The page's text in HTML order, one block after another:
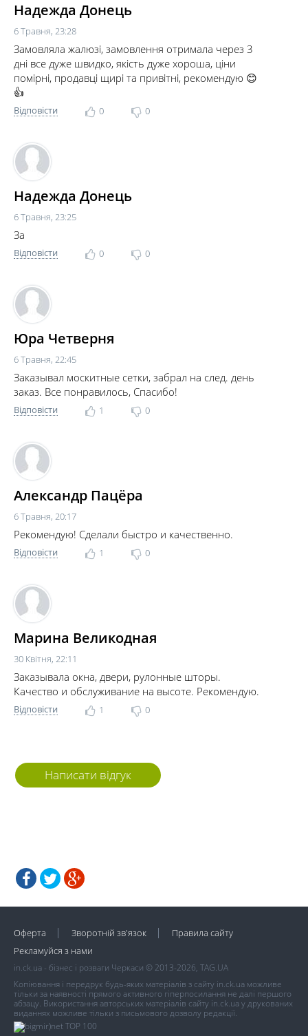
Надежда Донець
6 Травня, 23:28
Замовляла жалюзі, замовлення отримала через 3
дні все дуже швидко, якість дуже хороша, ціни
помірні, продавці щирі та привітні, рекомендую 😊
👍
Відповісти 0 0
Надежда Донець
6 Травня, 23:25
За
Відповісти 0 0
Юра Четверня
6 Травня, 22:45
Заказывал москитные сетки, забрал на след. день
заказ. Все понравилось, Спасибо!
Відповісти 1 0
Александр Пацёра
6 Травня, 20:17
Рекомендую! Сделали быстро и качественно.
Відповісти 1 0
Марина Великодная
30 Квітня, 22:11
Заказывала окна, двери, рулонные шторы.
Качество и обслуживание на высоте. Рекомендую.
Відповісти 1 0
Написати відгук
Оферта Зворотній зв'язок
Правила сайту
Рекламуйся з нами
in.ck.ua - бізнес і розваги Черкаси © 2013-2026, TAG.UA
Копіювання і передрук будь-яких матеріалів з сайту in.ck.ua можливе
тільки за наявності прямого активного гіперпосилання не далі першого
абзацу. Використання авторських матеріалів сайту in.ck.ua у друкованих
виданнях можливе тільки з письмового дозволу редакції.